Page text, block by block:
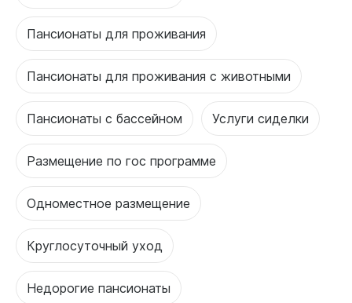
Пансионаты для проживания
Пансионаты для проживания с животными
Пансионаты с бассейном Услуги сиделки
Размещение по гос программе
Одноместное размещение
Круглосуточный уход
Недорогие пансионаты